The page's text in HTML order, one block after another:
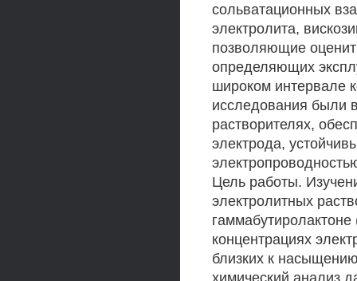
сольватационных
электролита,
позволяющие
определяющих
широком интервале
исследования были
растворителях,
электрода,
Цель работы.
электролитных
концентрациях
близких к
химический анализ